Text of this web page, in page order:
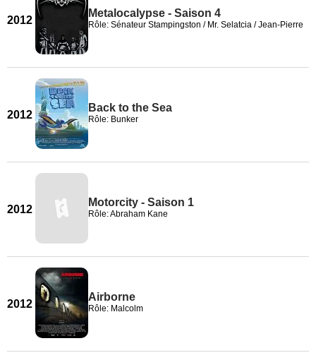
2012
Metalocalypse - Saison 4
Rôle: Sénateur Stampingston / Mr. Selatcia / Jean-Pierre
2012
Back to the Sea
Rôle: Bunker
2012
Motorcity - Saison 1
Rôle: Abraham Kane
2012
Airborne
Rôle: Malcolm